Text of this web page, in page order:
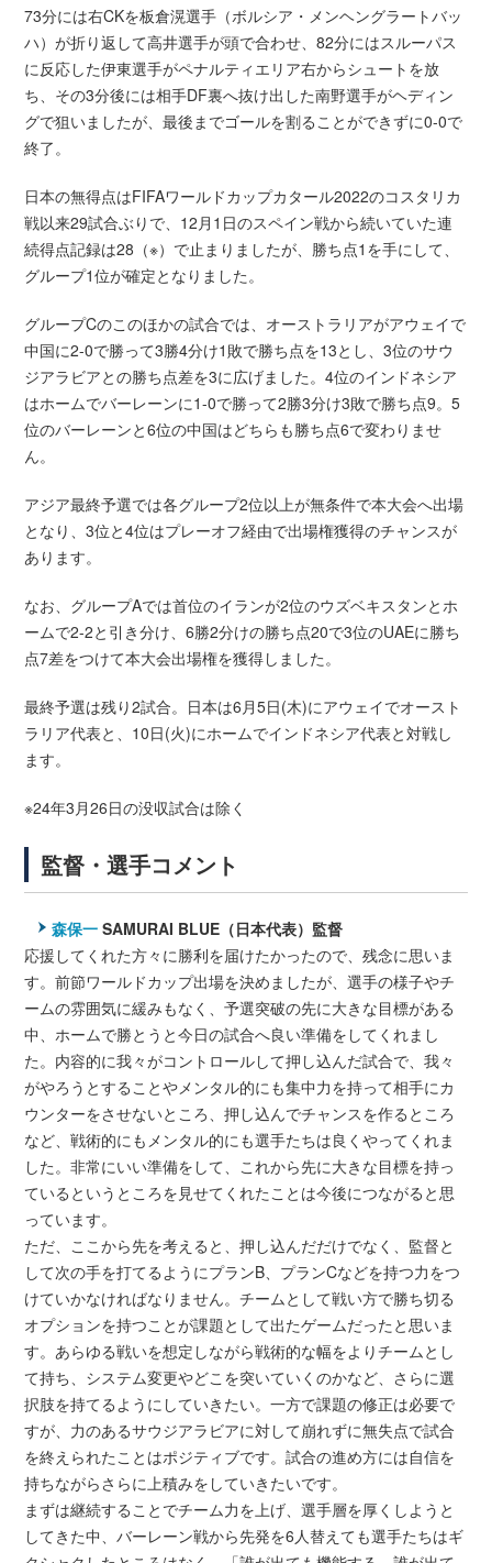
73分には右CKを板倉滉選手（ボルシア・メンヘングラートバッ
ハ）が折り返して高井選手が頭で合わせ、82分にはスルーパス
に反応した伊東選手がペナルティエリア右からシュートを放
ち、その3分後には相手DF裏へ抜け出した南野選手がヘディン
グで狙いましたが、最後までゴールを割ることができずに0-0で
終了。
日本の無得点はFIFAワールドカップカタール2022のコスタリカ
戦以来29試合ぶりで、12月1日のスペイン戦から続いていた連
続得点記録は28（※）で止まりましたが、勝ち点1を手にして、
グループ1位が確定となりました。
グループCのこのほかの試合では、オーストラリアがアウェイで
中国に2-0で勝って3勝4分け1敗で勝ち点を13とし、3位のサウ
ジアラビアとの勝ち点差を3に広げました。4位のインドネシア
はホームでバーレーンに1-0で勝って2勝3分け3敗で勝ち点9。5
位のバーレーンと6位の中国はどちらも勝ち点6で変わりませ
ん。
アジア最終予選では各グループ2位以上が無条件で本大会へ出場
となり、3位と4位はプレーオフ経由で出場権獲得のチャンスが
あります。
なお、グループAでは首位のイランが2位のウズベキスタンとホ
ームで2-2と引き分け、6勝2分けの勝ち点20で3位のUAEに勝ち
点7差をつけて本大会出場権を獲得しました。
最終予選は残り2試合。日本は6月5日(木)にアウェイでオースト
ラリア代表と、10日(火)にホームでインドネシア代表と対戦し
ます。
※24年3月26日の没収試合は除く
監督・選手コメント
森保一 SAMURAI BLUE（日本代表）監督
応援してくれた方々に勝利を届けたかったので、残念に思いま
す。前節ワールドカップ出場を決めましたが、選手の様子やチ
ームの雰囲気に緩みもなく、予選突破の先に大きな目標がある
中、ホームで勝とうと今日の試合へ良い準備をしてくれまし
た。内容的に我々がコントロールして押し込んだ試合で、我々
がやろうとすることやメンタル的にも集中力を持って相手にカ
ウンターをさせないところ、押し込んでチャンスを作るところ
など、戦術的にもメンタル的にも選手たちは良くやってくれま
した。非常にいい準備をして、これから先に大きな目標を持っ
ているというところを見せてくれたことは今後につながると思
っています。
ただ、ここから先を考えると、押し込んだだけでなく、監督と
して次の手を打てるようにプランB、プランCなどを持つ力をつ
けていかなければなりません。チームとして戦い方で勝ち切る
オプションを持つことが課題として出たゲームだったと思いま
す。あらゆる戦いを想定しながら戦術的な幅をよりチームとし
て持ち、システム変更やどこを突いていくのかなど、さらに選
択肢を持てるようにしていきたい。一方で課題の修正は必要で
すが、力のあるサウジアラビアに対して崩れずに無失点で試合
を終えられたことはポジティブです。試合の進め方には自信を
持ちながらさらに上積みをしていきたいです。
まずは継続することでチーム力を上げ、選手層を厚くしようと
してきた中、バーレーン戦から先発を6人替えても選手たちはギ